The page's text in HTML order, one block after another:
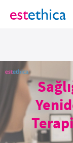
section Service {